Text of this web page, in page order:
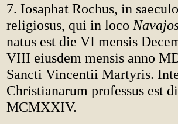
7. Iosaphat Rochus, in
religiosus, qui in loco
natus est die VI mensis
VIII eiusdem mensis anno
Sancti Vincentii Martyris.
Christianarum professus est
MCMXXIV.